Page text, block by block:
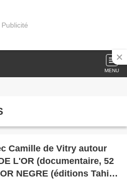
Publicité
MENU
Camille de Vitry autour
L'OR (documentaire, 52
NEGRE (éditions Tahin